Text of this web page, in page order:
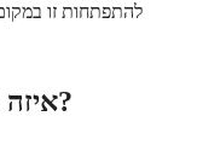
להתפתחות זו
איזה תפקיד משחק הגיל בתפקוד מיני?